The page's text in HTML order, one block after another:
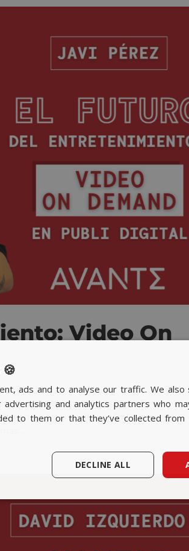
Video On
departamento digital, Javier Pérez nos
en canales #VideoOnDemand 👨‍💻
ads and to analyse our traffic. We also
and analytics partners who
to them or that they’ve collected
DECLINE ALL